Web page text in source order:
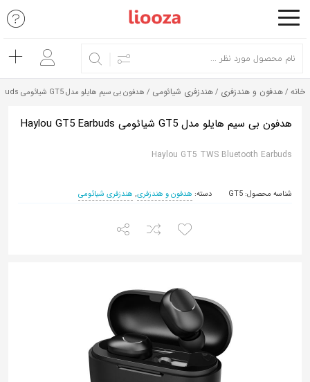
اشتراک
با
از
زیر
این
خانه /هدفون و هندزفری /هندزفری شیائومی / هدفون بی سیم هایلو مدل GT5 شیائومی Haylou GT5 Earbuds
هدفون بی سیم هایلو مدل GT5 شیائومی Haylou GT5 Earbuds
Haylou GT5 TWS Bluetooth Earbuds
شناسه محصول: GT5 دسته: هدفون و هندزفری, هندزفری شیائومی